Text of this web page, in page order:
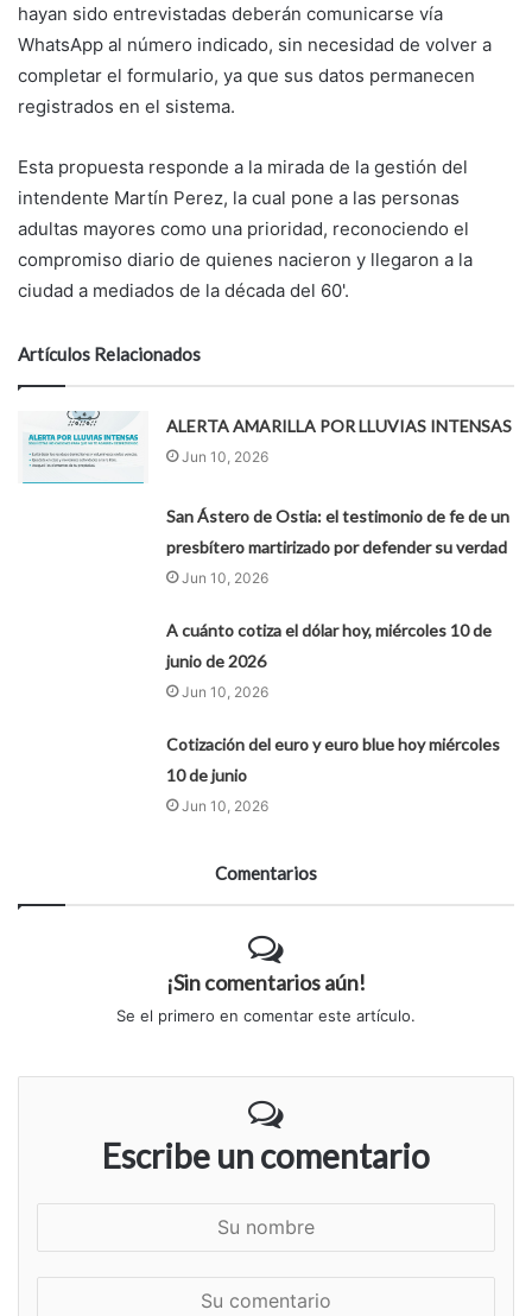
hayan sido entrevistadas deberán comunicarse vía
WhatsApp al número indicado, sin necesidad de volver a
completar el formulario, ya que sus datos permanecen
registrados en el sistema.
Esta propuesta responde a la mirada de la gestión del
intendente Martín Perez, la cual pone a las personas
adultas mayores como una prioridad, reconociendo el
compromiso diario de quienes nacieron y llegaron a la
ciudad a mediados de la década del 60'.
Artículos Relacionados
ALERTA AMARILLA POR LLUVIAS INTENSAS
Jun 10, 2026
San Ástero de Ostia: el testimonio de fe de un
presbítero martirizado por defender su verdad
Jun 10, 2026
A cuánto cotiza el dólar hoy, miércoles 10 de
junio de 2026
Jun 10, 2026
Cotización del euro y euro blue hoy miércoles
10 de junio
Jun 10, 2026
Comentarios
¡Sin comentarios aún!
Se el primero en comentar este artículo.
Escribe un comentario